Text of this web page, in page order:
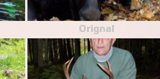
Orignal